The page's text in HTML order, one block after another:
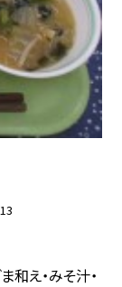
和え・みそ汁・